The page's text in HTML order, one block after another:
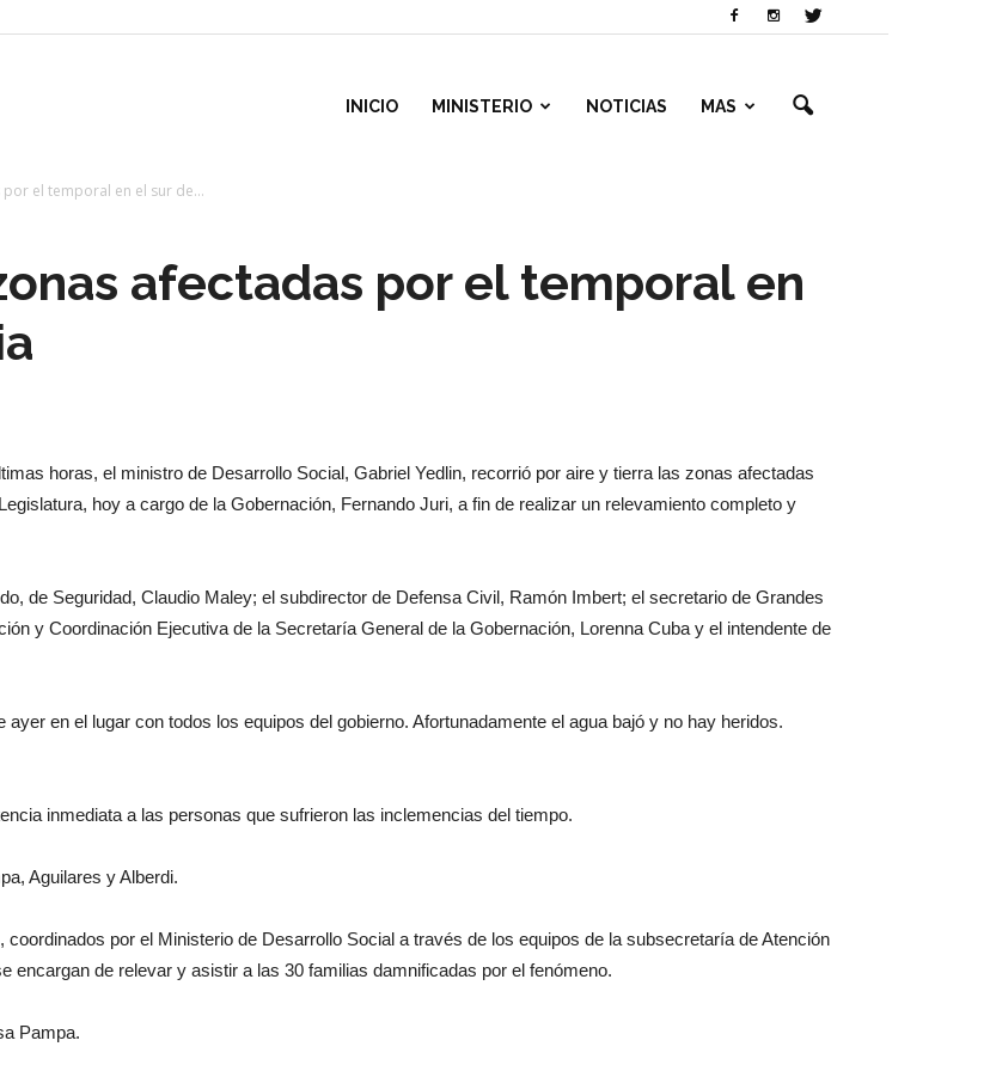
INICIO MINISTERIO NOTICIAS MAS
el temporal en el sur de...
afectadas por el temporal en
horas, el ministro de Desarrollo Social, Gabriel Yedlin, recorrió por aire y tierra las zonas afectadas
hoy a cargo de la Gobernación, Fernando Juri, a fin de realizar un relevamiento completo y
de Seguridad, Claudio Maley; el subdirector de Defensa Civil, Ramón Imbert; el secretario de Grandes
y Coordinación Ejecutiva de la Secretaría General de la Gobernación, Lorenna Cuba y el intendente de
en el lugar con todos los equipos del gobierno. Afortunadamente el agua bajó y no hay heridos.
inmediata a las personas que sufrieron las inclemencias del tiempo.
Aguilares y Alberdi.
por el Ministerio de Desarrollo Social a través de los equipos de la subsecretaría de Atención
encargan de relevar y asistir a las 30 familias damnificadas por el fenómeno.
Pampa.